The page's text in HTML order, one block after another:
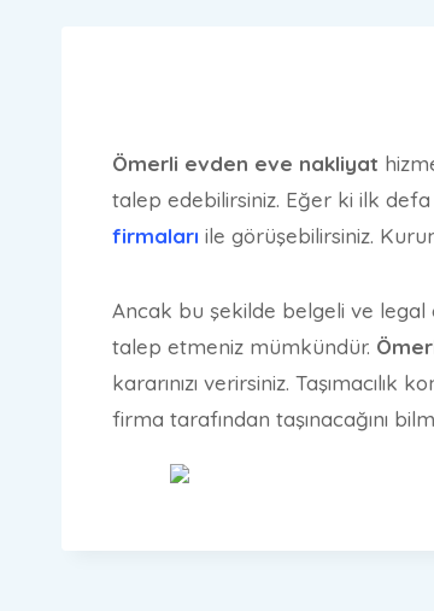
Ömerli evden eve nakliyat
talep edebilirsiniz. Eğer ki ilk defa
firmaları ile görüşebilirsiniz.
Ancak bu şekilde belgeli ve
talep etmeniz mümkündür.
kararınızı verirsiniz.
firma tarafından taşınacağını